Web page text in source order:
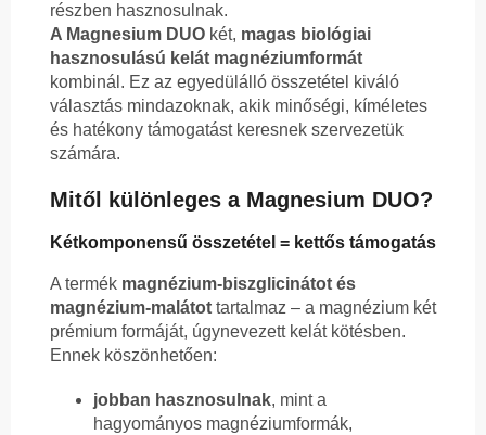
részben hasznosulnak.
A Magnesium DUO két, magas biológiai
hasznosulású kelát magnéziumformát
kombinál. Ez az egyedülálló összetétel kiváló
választás mindazoknak, akik minőségi, kíméletes
és hatékony támogatást keresnek szervezetük
számára.
Mitől különleges a Magnesium DUO?
Kétkomponensű összetétel = kettős támogatás
A termék magnézium-biszglicinátot és
magnézium-malátot tartalmaz – a magnézium két
prémium formáját, úgynevezett kelát kötésben.
Ennek köszönhetően:
jobban hasznosulnak, mint a
hagyományos magnéziumformák,